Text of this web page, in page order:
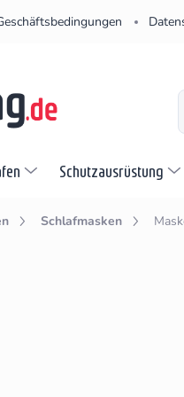
Schutzausrüstung
Schlafmasken